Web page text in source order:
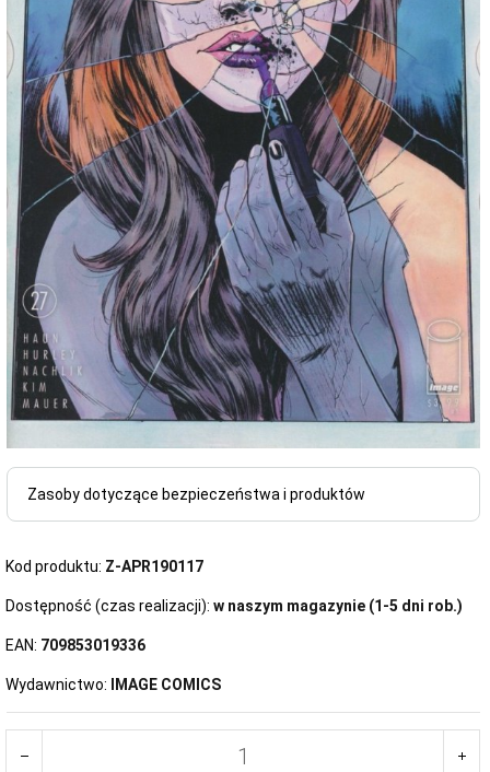
Zasoby dotyczące bezpieczeństwa i produktów
Kod produktu: Z-APR190117
Dostępność (czas realizacji): w naszym magazynie (1-5 dni rob.)
EAN: 709853019336
Wydawnictwo: IMAGE COMICS